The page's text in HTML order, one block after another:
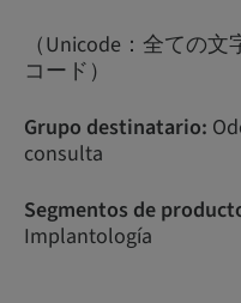
（Unicode：全ての
コード）
Grupo destinatario:
consulta
Segmentos de
Implantología